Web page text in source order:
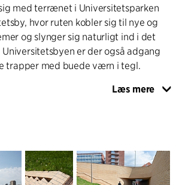
med terrænet i Universitetsparken
hvor ruten kobler sig til nye og
og slynger sig naturligt ind i det
er der også adgang
trapper med buede værn i tegl.
i gule og røde tegl og med
og slyngende terræn,
landskabet sig med områderne på
og binder hele campussen
Læs mere